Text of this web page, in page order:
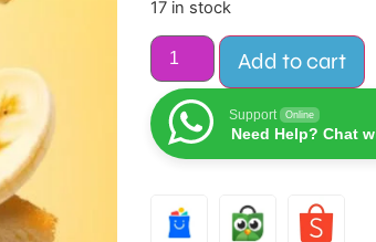
17 in stock
Add to cart
Support Online
Need Help? Chat